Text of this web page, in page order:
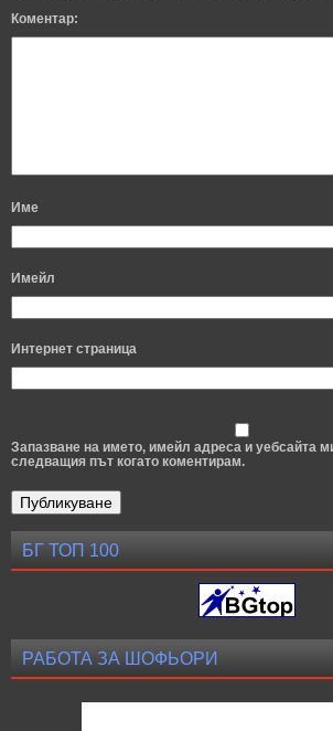
Коментар:
Име
Имейл
Интернет страница
Запазване на името, имейл адреса и уебсайта
следващия път когато коментирам.
БГ ТОП 100
РАБОТА ЗА ШОФЬОРИ